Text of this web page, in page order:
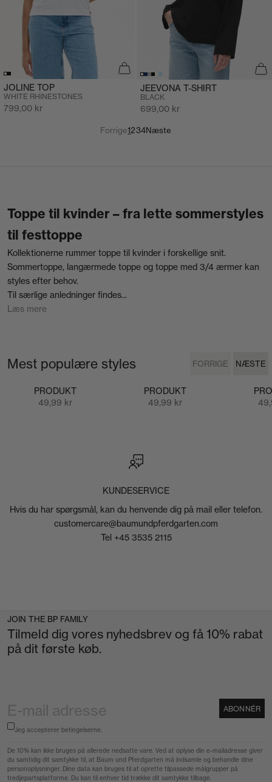
JOLINE TOP
WHITE RHINESTONES
Salgspris
799,00 kr
JEEVONA T-SHIRT
BLACK
Salgspris
699,00 kr
Forrige1234Næste
Toppe til kvinder – fra lette sommerstyles
til festtoppe
Kollektionerne rummer toppe til kvinder i forskellige snit.
Sommertoppe, langærmede toppe og toppe med 3/4 ærmer kan
styles efter behov.
Til særlige anledninger findes...
Læs mere
Mest populære styles FORRIGE
FORRIGE NÆSTE
NÆSTE
PRODUKT
Salgspris
49,99 kr
PRODUKT
Salgspris
49,99 kr
KUNDESERVICE
Hvis du har spørgsmål, kan du henvende dig på mail eller telefon.
customercare@baumundpferdgarten.com
Tel +45 3535 2115
JOIN THE BP FAMILY
Tilmeld dig vores nyhedsbrev og få 10% rabat
på dit første køb.
ABONNÉR
Jeg accepterer betingelserne.
De 10% kan ikke bruges på allerede nedsatte vare. Ved at oplyse din e-mailadresse giver
du samtidig dit samtykke til, at Baum und Pferdgarten må indsamle og behandle dine
personoplysninger. Dine data kan bruges til at oprette tilpassede målgrupper på
tredjepartsplatforme. Du kan til enhver tid trække dit samtykke tilbage.